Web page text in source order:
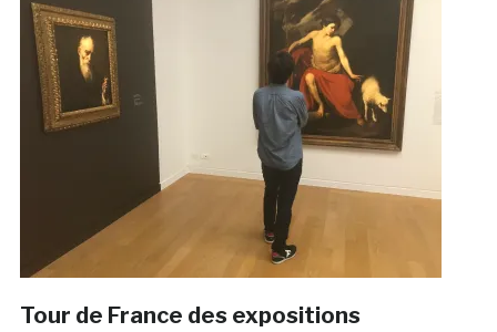
Tour de France des expositions